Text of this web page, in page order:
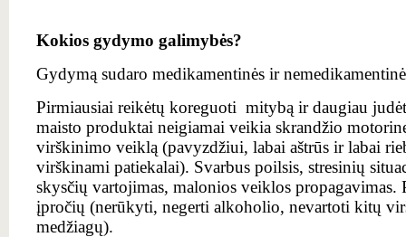
Kokios gydymo galimybės?
Gydymą sudaro medikamentinės ir
Pirmiausiai reikėtų koreguoti mitybą ir daugiau
maisto produktai neigiamai veikia skrandžio
virškinimo veiklą (pavyzdžiui, labai aštrūs ir labai
virškinami patiekalai). Svarbus poilsis, stresinių
skysčių vartojimas, malonios veiklos propagavimas.
įpročių (nerūkyti, negerti alkoholio, nevartoti kitų
medžiagų).